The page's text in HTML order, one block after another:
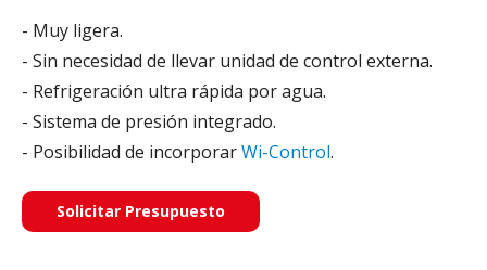
- Muy ligera.
- Sin necesidad de llevar unidad de control externa.
- Refrigeración ultra rápida por agua.
- Sistema de presión integrado.
- Posibilidad de incorporarWi-Control.
Solicitar Presupuesto